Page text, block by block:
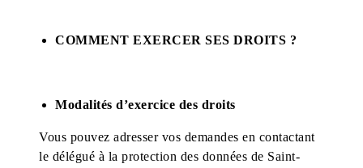
COMMENT EXERCER SES DROITS ?
Modalités d’exercice des droits
Vous pouvez adresser vos demandes en contactant
le délégué à la protection des données de Saint-